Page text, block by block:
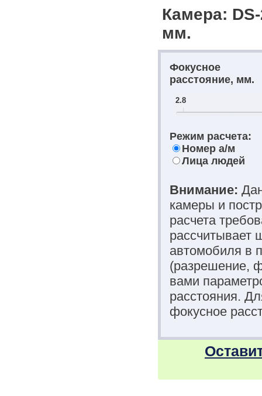
Камера:
мм.
Фокусное
расстояние, мм.
2.8
Режим расчета:
Номер а/м
Лица людей
Внимание:
камеры и
расчета
рассчитывает
автомобиля в
(разрешение,
вами
расстояния.
фокусное